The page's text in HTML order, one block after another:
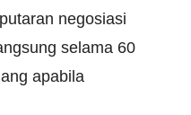
negosiasi
selama 60
apabila